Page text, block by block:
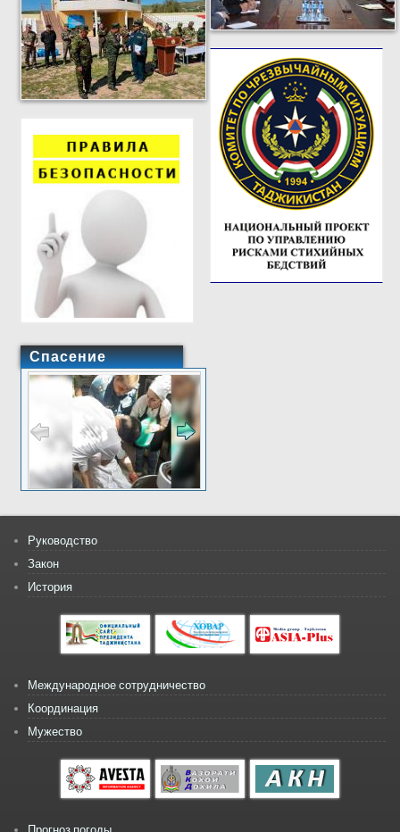
Спасение
Руководство
Закон
История
Международное сотрудничество
Координация
Мужество